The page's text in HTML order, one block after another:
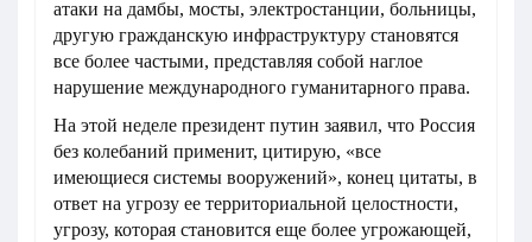
атаки на дамбы, мосты, электростанции, больницы,
другую гражданскую инфраструктуру становятся
все более частыми, представляя собой наглое
нарушение международного гуманитарного права.
На этой неделе президент путин заявил, что Россия
без колебаний применит, цитирую, «все
имеющиеся системы вооружений», конец цитаты, в
ответ на угрозу ее территориальной целостности,
угрозу, которая становится еще более угрожающей,